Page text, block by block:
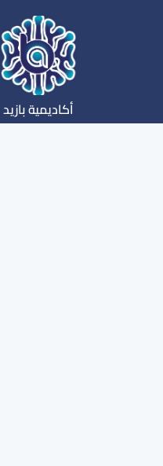
أكاديمية بازيد